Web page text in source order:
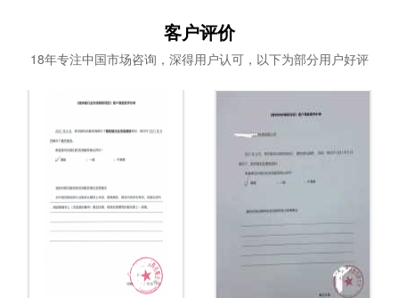
客户评价
18年专注中国市场咨询，深得用户认可，以下为部分用户好评